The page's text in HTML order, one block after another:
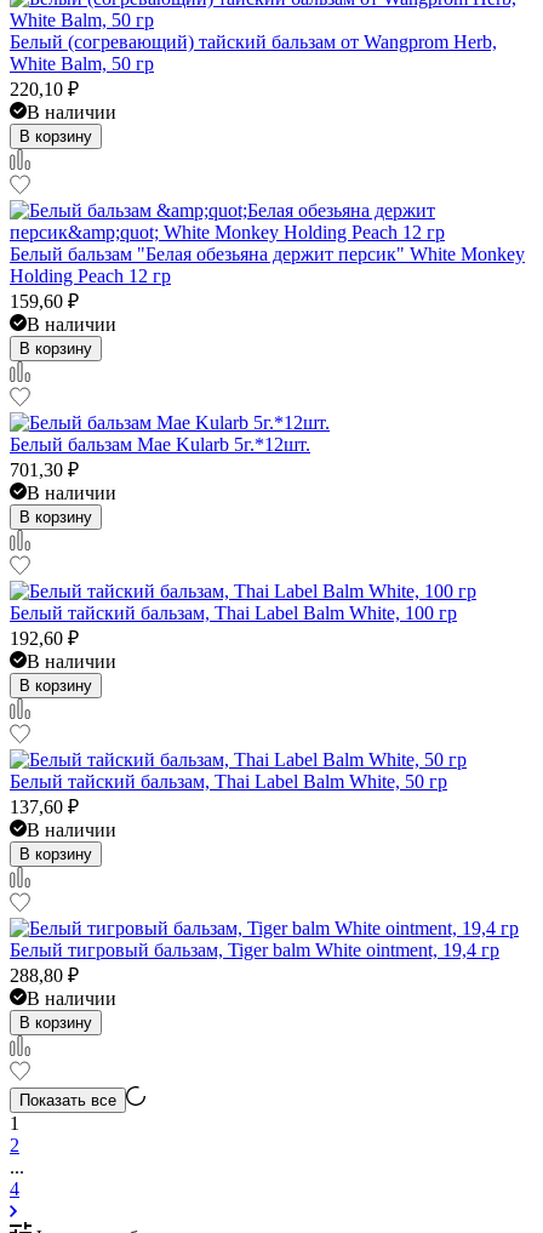
Белый (согревающий) тайский бальзам от Wangprom Herb,
White Balm, 50 гр
220,10 ₽
В наличии
В корзину
Белый бальзам "Белая обезьяна держит персик" White Monkey
Holding Peach 12 гр
159,60 ₽
В наличии
В корзину
Белый бальзам Mae Kularb 5г.*12шт.
701,30 ₽
В наличии
В корзину
Белый тайский бальзам, Thai Label Balm White, 100 гр
192,60 ₽
В наличии
В корзину
Белый тайский бальзам, Thai Label Balm White, 50 гр
137,60 ₽
В наличии
В корзину
Белый тигровый бальзам, Tiger balm White ointment, 19,4 гр
288,80 ₽
В наличии
В корзину
Показать все
1
2
...
4